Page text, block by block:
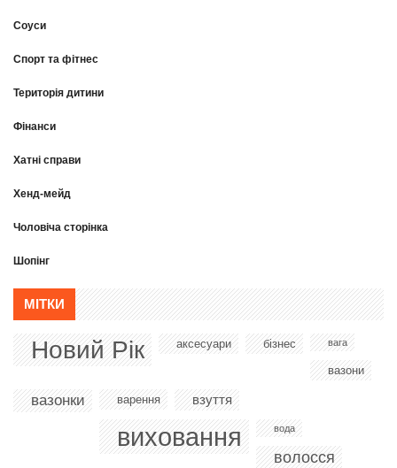
Соуси
Спорт та фітнес
Територія дитини
Фінанси
Хатні справи
Хенд-мейд
Чоловіча сторінка
Шопінг
МІТКИ
Новий Рік аксесуари бізнес вага
вазони
вазонки варення взуття
виховання вода
волосся